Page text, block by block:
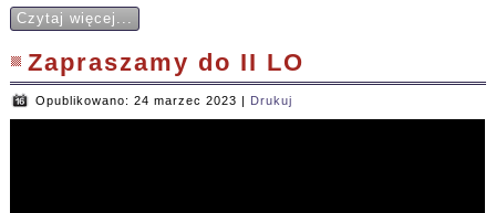
Czytaj więcej...
Zapraszamy do II LO
Opublikowano: 24 marzec 2023 Drukuj